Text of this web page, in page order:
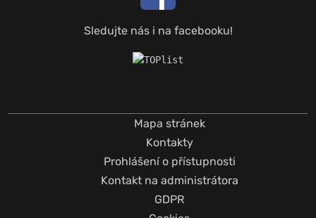
Sledujte nás i na facebooku!
Mapa stránek
Kontakty
Prohlášení o přístupnosti
Kontakt na administrátora
GDPR